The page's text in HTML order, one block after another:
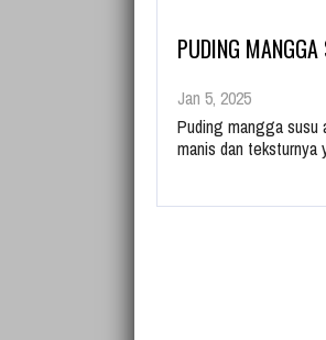
PUDING
Jan 5, 2025
Puding mangga susu
manis dan